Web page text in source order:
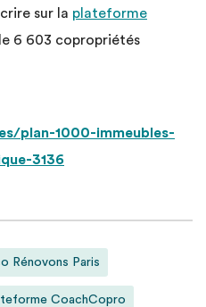
sur la plateforme
6 603 copropriétés
plan-1000-immeubles-
3136
Rénovons Paris
CoachCopro